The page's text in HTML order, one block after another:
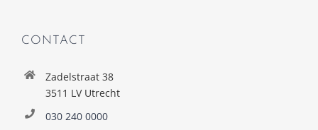
CONTACT
Zadelstraat 38
3511 LV Utrecht
030 240 0000